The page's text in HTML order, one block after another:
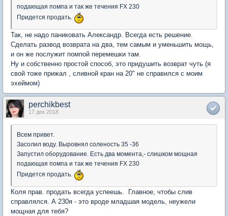
подающая помпа и так же течения FX 230
Придется продать.
Так, не надо паниковать Александр. Всегда есть решение.
Сделать развод возврата на два, тем самым и уменьшить мощь,
и он же послужит помпой перемешки там.
Ну и собственно простой способ, это придушить возврат чуть (я
свой тоже прижал , сливной кран на 20" не справился с моим
эхеймом)
perchikbest
17 дек 2018
Всем привет.
Засолил воду. Выровнял соленость 35 -36
Запустил оборудование. Есть два момента,- слишком мощная
подающая помпа и так же течения FX 230
Придется продать.
Коля прав. продать всегда успеешь. Главное, чтобы слив
справлялся. А 230я - это вроде младшая модель, неужели
мощная для тебя?